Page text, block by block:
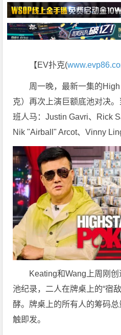
【EV扑克(
周一晚，最新一集的
克）再次上演巨额底池对决
班人马：Justin Gavri、Rick
Nik "Airball" Arcot、Vinny
Keating和Wang上周刚
池纪录，二人在牌桌上的“宿
酵。牌桌上的所有人的筹码
触即发。